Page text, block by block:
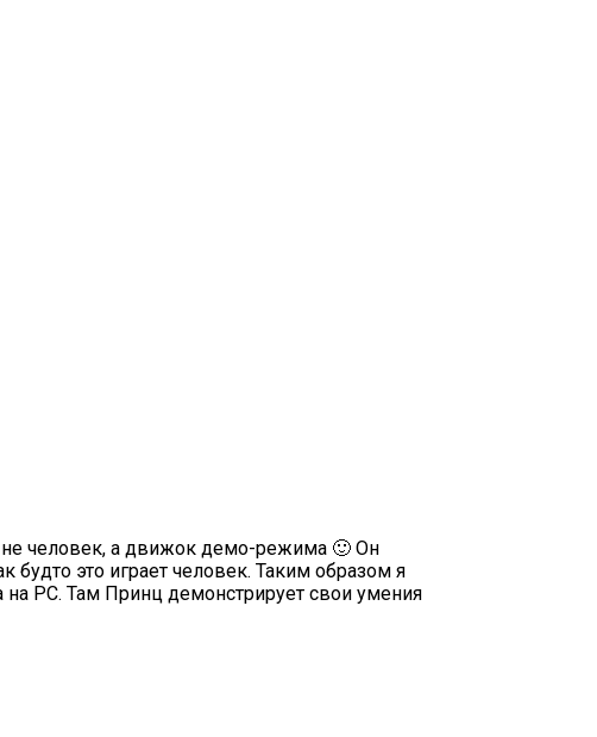
человек, а движок демо-режима 🙂 Он
это играет человек. Таким образом я
PC. Там Принц демонстрирует свои умения